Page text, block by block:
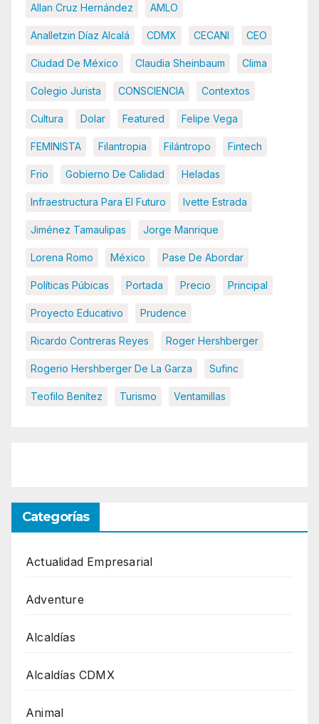
Allan Cruz Hernández AMLO
Analletzin Díaz Alcalá CDMX CECANI CEO
Ciudad De México Claudia Sheinbaum Clima
Colegio Jurista CONSCIENCIA Contextos
Cultura Dolar Featured Felipe Vega
FEMINISTA Filantropia Filántropo Fintech
Frio Gobierno De Calidad Heladas
Infraestructura Para El Futuro Ivette Estrada
Jiménez Tamaulipas Jorge Manrique
Lorena Romo México Pase De Abordar
Políticas Púbicas Portada Precio Principal
Proyecto Educativo Prudence
Ricardo Contreras Reyes Roger Hershberger
Rogerio Hershberger De La Garza Sufinc
Teofilo Benítez Turismo Ventamillas
Categorías
Actualidad Empresarial
Adventure
Alcaldías
Alcaldías CDMX
Animal